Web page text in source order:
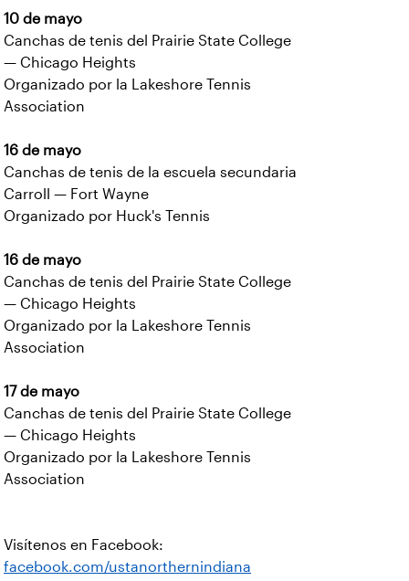
10 de mayo
Canchas de tenis del Prairie State College
— Chicago Heights
Organizado por la Lakeshore Tennis
Association
16 de mayo
Canchas de tenis de la escuela secundaria
Carroll — Fort Wayne
Organizado por Huck's Tennis
16 de mayo
Canchas de tenis del Prairie State College
— Chicago Heights
Organizado por la Lakeshore Tennis
Association
17 de mayo
Canchas de tenis del Prairie State College
— Chicago Heights
Organizado por la Lakeshore Tennis
Association
Visítenos en Facebook:
facebook.com/ustanorthernindiana